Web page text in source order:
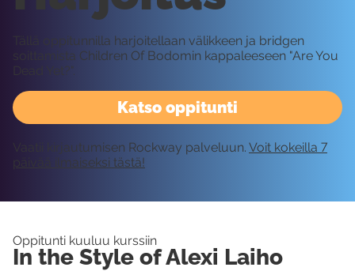
Katso oppitunti
Tällä oppitunnilla harjoitellaan välikkeen ja bridgen
soittamista Children Of Bodomin kappaleeseen "Are You
Dead Yet?".
Vaatii kirjautumisen Rockway palveluun. Voit kokeilla 7
päivää ilmaiseksi tästä!
Oppitunti kuuluu kurssiin
In the Style of Alexi Laiho